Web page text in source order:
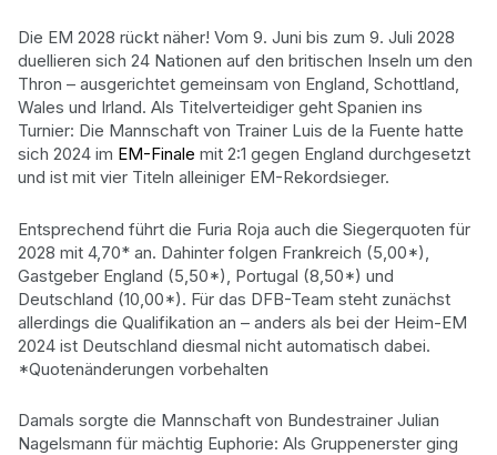
Die EM 2028 rückt näher! Vom 9. Juni bis zum 9. Juli 2028
duellieren sich 24 Nationen auf den britischen Inseln um den
Thron – ausgerichtet gemeinsam von England, Schottland,
Wales und Irland. Als Titelverteidiger geht Spanien ins
Turnier: Die Mannschaft von Trainer Luis de la Fuente hatte
sich 2024 im EM-Finale mit 2:1 gegen England durchgesetzt
und ist mit vier Titeln alleiniger EM-Rekordsieger.
Entsprechend führt die Furia Roja auch die Siegerquoten für
2028 mit 4,70* an. Dahinter folgen Frankreich (5,00*),
Gastgeber England (5,50*), Portugal (8,50*) und
Deutschland (10,00*). Für das DFB-Team steht zunächst
allerdings die Qualifikation an – anders als bei der Heim-EM
2024 ist Deutschland diesmal nicht automatisch dabei.
*Quotenänderungen vorbehalten
Damals sorgte die Mannschaft von Bundestrainer Julian
Nagelsmann für mächtig Euphorie: Als Gruppenerster ging